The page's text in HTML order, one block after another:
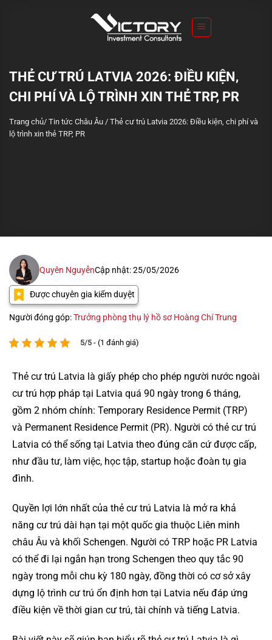
THẺ CƯ TRÚ LATVIA 2026: ĐIỀU KIỆN,
CHI PHÍ VÀ LỘ TRÌNH XIN THẺ TRP, PR
Trang chủ/ Tin tức Châu Âu / Thẻ cư trú Latvia 2026: Điều kiện, chi phí và
lộ trình xin thẻ TRP, PR
Quyên NguyễnCập nhật: 25/05/2026
Được chuyên gia kiểm duyệt
Người đóng góp:Trưởng phòng thụ lý hồ sơ Hoàng Chí Trung
5/5 - (1 đánh giá)
Thẻ cư trú Latvia là giấy phép cho phép người nước ngoài
cư trú hợp pháp tại Latvia quá 90 ngày trong 6 tháng,
gồm 2 nhóm chính: Temporary Residence Permit (TRP)
và Permanent Residence Permit (PR). Người có thẻ cư trú
Latvia có thể sống tại Latvia theo đúng căn cứ được cấp,
như đầu tư, làm việc, học tập, startup hoặc đoàn tụ gia
đình.
Quyền lợi lớn nhất của thẻ cư trú Latvia là mở ra khả
năng cư trú dài hạn tại một quốc gia thuộc Liên minh
châu Âu và khối Schengen. Người có TRP hoặc PR Latvia
có thể đi lại ngắn hạn trong Schengen theo quy tắc 90
ngày trong mỗi chu kỳ 180 ngày, đồng thời có cơ sở xây
dựng lộ trình cư trú ổn định hơn tại Latvia nếu đáp ứng
điều kiện về thời gian cư trú, tài chính và tiếng Latvia.